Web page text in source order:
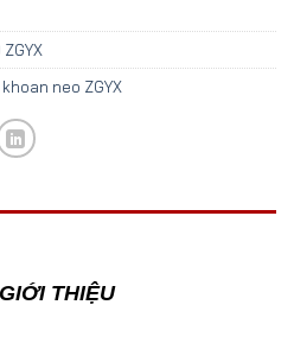
ZGYX
neo ZGYX
THIỆU